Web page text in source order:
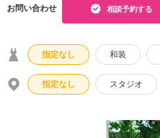
こだわりポイント
お問い合わせ 相談予約する
指定なし 和装
指定なし スタジオ